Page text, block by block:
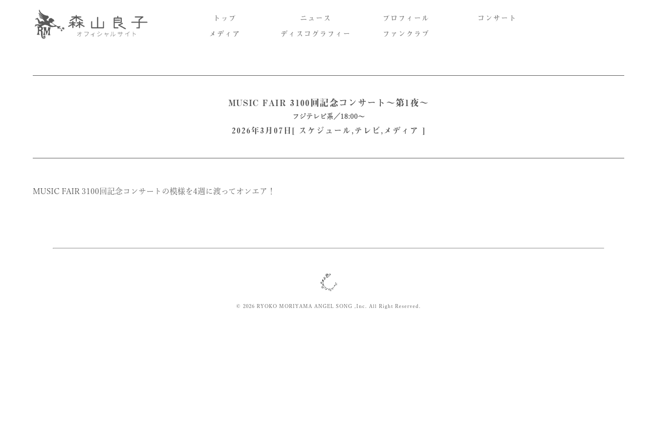
トップ ニュース プロフィール
コンサート
メディア
ディスコグラフィー ファンクラブ
MUSIC FAIR 3100回記念コンサート〜第1夜〜
フジテレビ系／18:00〜
2026年3月07日[ スケジュール,テレビ,メディア ]
MUSIC FAIR 3100回記念コンサートの模様を4週に渡ってオンエア！
© 2026 RYOKO MORIYAMA ANGEL SONG ,Inc. All Right Reserved.